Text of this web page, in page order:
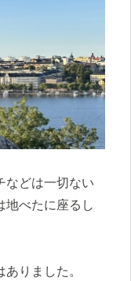
などは一切ない
地べたに座るし
りました。